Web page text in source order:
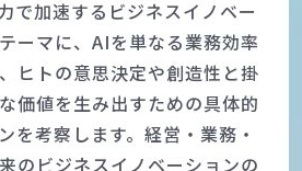
で加速するビジネスイノベー
ーマに、AIを単なる業務効率
ヒトの意思決定や創造性と掛
価値を生み出すための具体的
を考察します。経営・業務・
のビジネスイノベーションの